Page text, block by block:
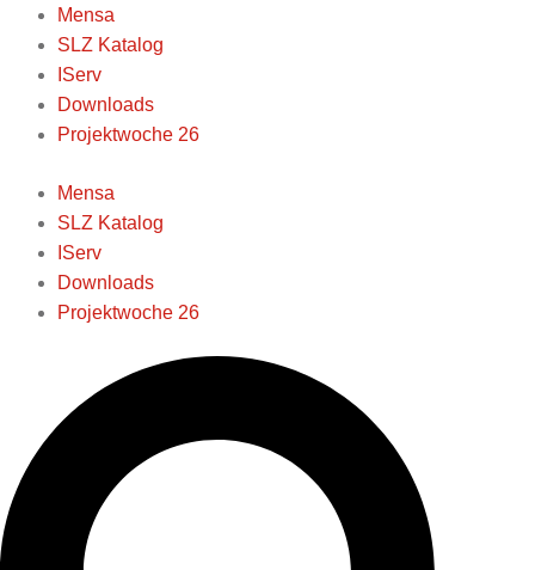
Inhalt
springen
Mensa
SLZ Katalog
IServ
Downloads
Projektwoche 26
Mensa
SLZ Katalog
IServ
Downloads
Projektwoche 26
nach
Datum
nach
Kategorie